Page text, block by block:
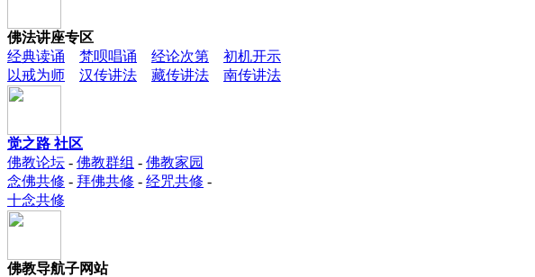
佛法讲座专区
经典读诵
梵呗唱诵 经论次第
初机开示
以戒为师
汉传讲法 藏传讲法 南传讲法
觉之路 社区
佛教论坛 - 佛教群组 - 佛教家园
念佛共修 - 拜佛共修 - 经咒共修 -
十念共修
佛教导航子网站